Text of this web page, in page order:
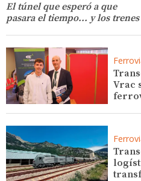
El túnel que esperó a que
pasara el tiempo... y los trenes
Vrac